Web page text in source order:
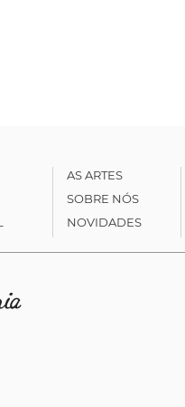
AS ARTES
SOBRE NÓS
NOVIDADES